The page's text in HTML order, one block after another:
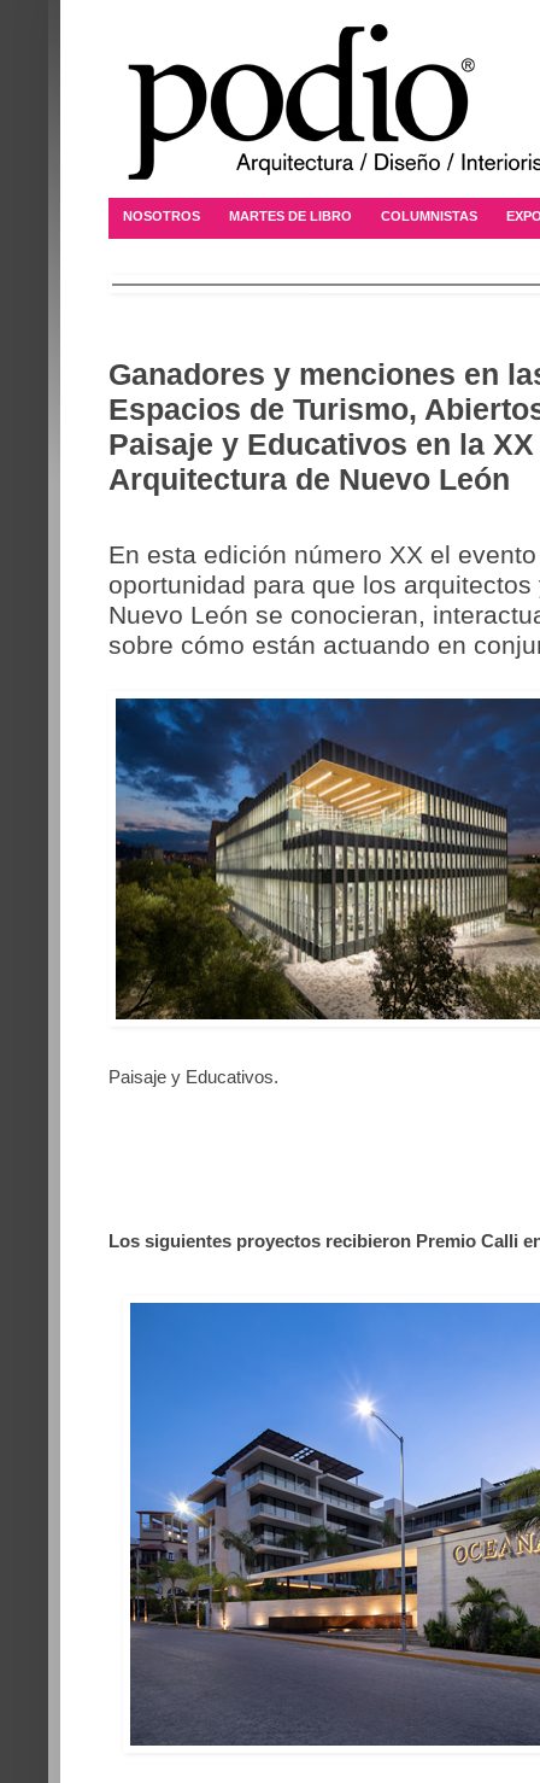
NOSOTROS MARTES DE LIBRO COLUMNISTAS
Ganadores y menciones en
Espacios de Turismo,
Paisaje y Educativos en la
Arquitectura de Nuevo León
En esta edición número XX el
oportunidad para que los
Nuevo León se conocieran,
sobre cómo están actuando en
Paisaje y Educativos.
Los siguientes proyectos recibieron Premio Calli